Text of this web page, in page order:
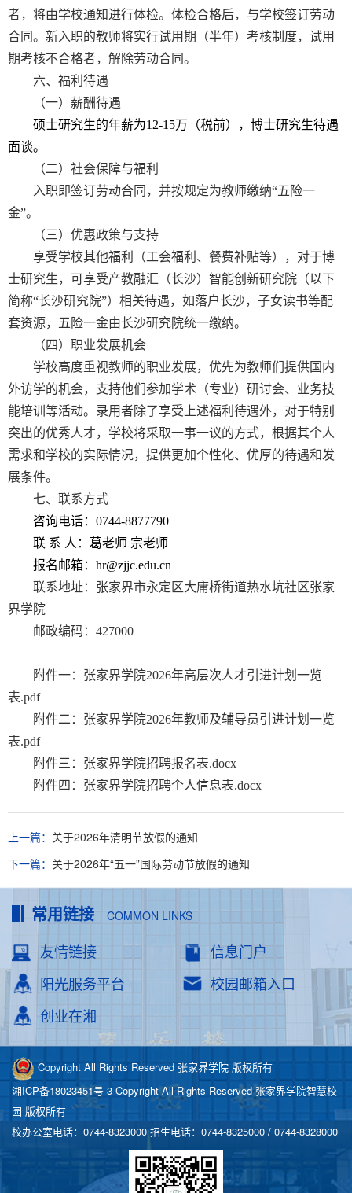
者，将由学校通知进行体检。体检合格后，与学校签订劳动
合同。新入职的教师将实行试用期（半年）考核制度，试用
期考核不合格者，解除劳动合同。
六、福利待遇
（一）薪酬待遇
硕士研究生的年薪为12-15万（税前），博士研究生待遇
面谈。
（二）社会保障与福利
入职即签订劳动合同，并按规定为教师缴纳“五险一
金”。
（三）优惠政策与支持
享受学校其他福利（工会福利、餐费补贴等），对于博
士研究生，可享受产教融汇（长沙）智能创新研究院（以下
简称“长沙研究院”）相关待遇，如落户长沙，子女读书等配
套资源，五险一金由长沙研究院统一缴纳。
（四）职业发展机会
学校高度重视教师的职业发展，优先为教师们提供国内
外访学的机会，支持他们参加学术（专业）研讨会、业务技
能培训等活动。录用者除了享受上述福利待遇外，对于特别
突出的优秀人才，学校将采取一事一议的方式，根据其个人
需求和学校的实际情况，提供更加个性化、优厚的待遇和发
展条件。
七、联系方式
咨询电话： 0744-8877790
联 系 人：葛老师 宗老师
报名邮箱： hr@zjjc.edu.cn
联系地址： 张家界市永定区大庸桥街道热水坑社区张家
界学院
邮政编码：427000
附件一：张家界学院2026年高层次人才引进计划一览
表.pdf
附件二：张家界学院2026年教师及辅导员引进计划一览
表.pdf
附件三：张家界学院招聘报名表.docx
附件四：张家界学院招聘个人信息表.docx
上一篇： 关于2026年清明节放假的通知
下一篇： 关于2026年“五一”国际劳动节放假的通知
常用链接 COMMON LINKS
友情链接
信息门户
阳光服务平台
校园邮箱入口
创业在湘
Copyright All Rights Reserved 张家界学院 版权所有
湘ICP备18023451号-3 Copyright All Rights Reserved 张家界学院智慧校
园 版权所有
校办公室电话：0744-8323000 招生电话：0744-8325000 / 0744-8328000